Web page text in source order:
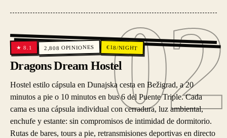
02
02
★8.1 2,808 OPINIONES €18/NIGHT
Dragons Dream Hostel
Hostel estilo cápsula en Dunajska cesta en Bežigrad, a 20
minutos a pie o 10 minutos en bus 6 del Puente Triple. Cada
cama es una cápsula individual con cerradura, luz ambiental,
enchufe y estante: sin compromisos de intimidad de dormitorio.
Rutas de bares, tours a pie, retransmisiones deportivas en directo